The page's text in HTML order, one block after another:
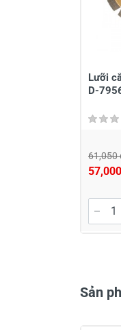
Lưỡi
D-
61,050
Sản